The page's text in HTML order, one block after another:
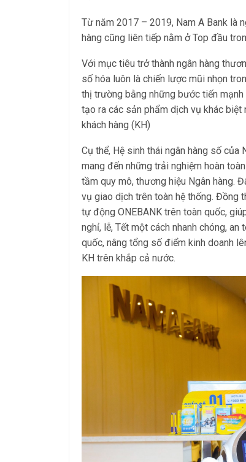
Từ năm 2017 – 2019, Nam A Bank là
hàng cũng liên tiếp nằm ở Top đầu
Với mục tiêu trở thành ngân hàng
số hóa luôn là chiến lược mũi nhọn
thị trường bằng những bước tiến
tạo ra các sản phẩm dịch vụ khác
khách hàng (KH)
Cụ thể, Hệ sinh thái ngân hàng số của
mang đến những trải nghiệm hoàn
tầm quy mô, thương hiệu Ngân hàng.
vụ giao dịch trên toàn hệ thống. Đồng
tự động ONEBANK trên toàn quốc,
nghỉ, lễ, Tết một cách nhanh chóng,
quốc, nâng tổng số điểm kinh doanh
KH trên khắp cả nước.